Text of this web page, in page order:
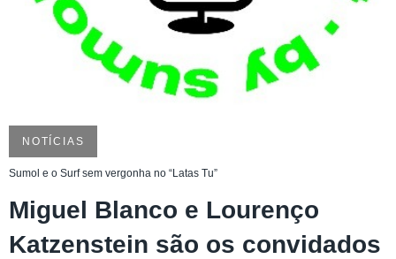
NOTÍCIAS
Sumol e o Surf sem vergonha no “Latas Tu”
Miguel Blanco e Lourenço
Katzenstein são os convidados